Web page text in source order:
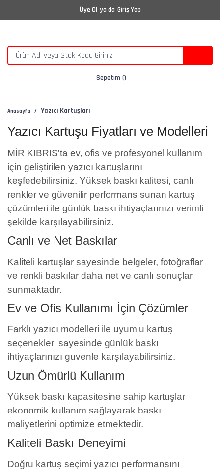
Üye Ol ya da Giriş Yap
Sepetim
Anasayfa Yazıcı Kartuşları
Yazıcı Kartuşu Fiyatları ve Modelleri
MİR KIBRIS'ta ev, ofis ve profesyonel kullanım
için geliştirilen yazıcı kartuşlarını
keşfedebilirsiniz. Yüksek baskı kalitesi, canlı
renkler ve güvenilir performans sunan kartuş
çözümleri ile günlük baskı ihtiyaçlarınızı verimli
şekilde karşılayabilirsiniz.
Canlı ve Net Baskılar
Kaliteli kartuşlar sayesinde belgeler, fotoğraflar
ve renkli baskılar daha net ve canlı sonuçlar
sunmaktadır.
Ev ve Ofis Kullanımı İçin Çözümler
Farklı yazıcı modelleri ile uyumlu kartuş
seçenekleri sayesinde günlük baskı
ihtiyaçlarınızı güvenle karşılayabilirsiniz.
Uzun Ömürlü Kullanım
Yüksek baskı kapasitesine sahip kartuşlar
ekonomik kullanım sağlayarak baskı
maliyetlerini optimize etmektedir.
Kaliteli Baskı Deneyimi
Doğru kartuş seçimi yazıcı performansını